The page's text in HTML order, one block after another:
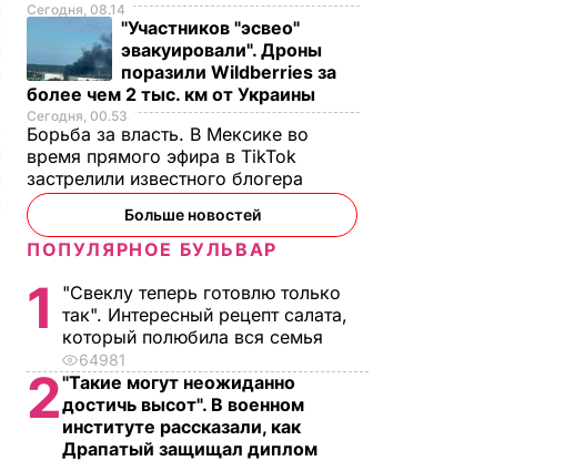
– и
горячие
с
сыром
Рецепт
начинки
09.47БУЛЬВАР
"Я не привык быть
вторым номером".
Как золотой
медалист стал
главнокомандующим
ВСУ – самое
Драпатом
Сегодня, 08.14
"Участников "эсвео"
эвакуировали". Дроны
поразили Wildberries за
более чем 2 тыс. км от Украины
Сегодня, 00.53
Борьба за власть. В Мексике во
время прямого эфира в TikTok
застрелили известного блогера
Больше новостей
ПОПУЛЯРНОЕ БУЛЬВАР
1
"Свеклу теперь готовлю только
так". Интересный рецепт салата,
который полюбила вся семья
64981
2"Такие могут неожиданно
достичь высот". В военном
институте рассказали, как
Драпатый защищал диплом